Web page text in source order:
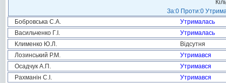
За:0 Проти:0
Бобровська С.А.
Утрималась
Васильченко Г.І.
Утрималась
Клименко Ю.Л.
Відсутня
Лозинський Р.М.
Утримався
Осадчук А.П.
Утримався
Рахманін С.І.
Утримався